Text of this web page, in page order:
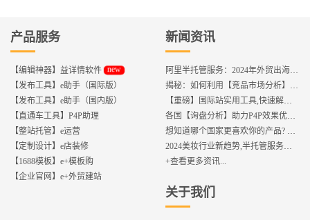
产品服务
【编辑神器】益详情软件 new
【发布工具】e助手（国际版）
【发布工具】e助手（国内版）
【直通车工具】P4P助理
【整站托管】e运营
【定制设计】e店装修
【1688模板】e+模板购
【企业官网】e+外贸建站
新闻资讯
阿里半托管服务：2024年外贸出海热潮的主旋律
揭秘：如何利用【竞品市场分析】优化店铺流量？
【重磅】国际站实用工具,快速解决运营中的5大琐事，一键提升运营效率!
各国【询盘分析】助力P4P效果优化,提升ROI!
想知道哪个国家更喜欢你的产品? 来这找到答案!
2024美妆行业新趋势,半托管服务抢占流量红利
+查看更多资讯...
关于我们